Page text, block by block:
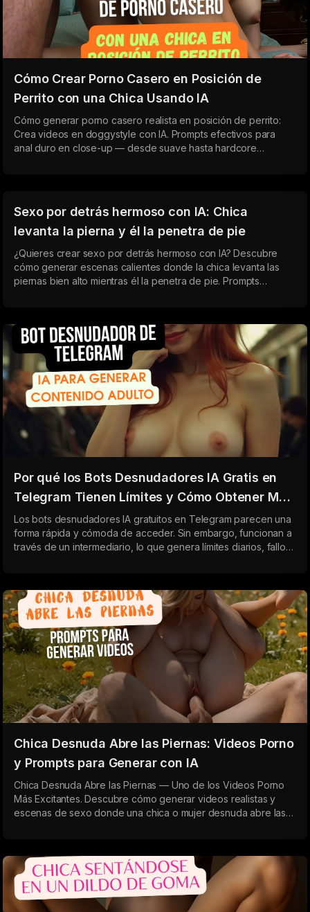
Cómo Crear Porno Casero en Posición de
Perrito con una Chica Usando IA
Cómo generar porno casero realista en posición de perrito:
Crea videos en doggystyle con IA. Prompts efectivos para
anal duro en close-up — desde suave hasta hardcore
Sexo por detrás hermoso con IA: Chica
levanta la pierna y él la penetra de pie
¿Quieres crear sexo por detrás hermoso con IA? Descubre
cómo generar escenas calientes donde la chica levanta las
piernas bien alto mientras él la penetra de pie. Prompts
principiantes y creadores de contenido adulto
experimentados.
Por qué los Bots Desnudadores IA Gratis en
Telegram Tienen Límites y Cómo Obtener Más
Resultados 2026
Los bots desnudadores IA gratuitos en Telegram parecen una
forma rápida y cómoda de acceder. Sin embargo, funcionan a
través de un intermediario, lo que genera límites diarios, fallos
estables y de mayor calidad sin restricciones.
Chica Desnuda Abre las Piernas: Videos Porno
y Prompts para Generar con IA
Chica Desnuda Abre las Piernas — Uno de los Videos Porno
Más Excitantes. Descubre cómo generar videos realistas y
escenas de sexo donde una chica o mujer desnuda abre las